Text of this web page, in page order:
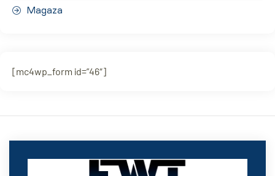
Magaza
[mc4wp_form id=”46″]